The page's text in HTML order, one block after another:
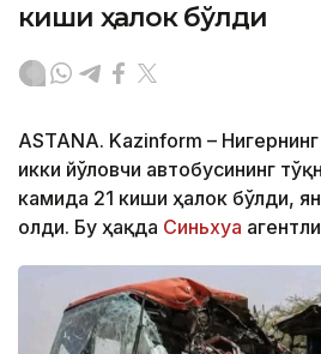
киши ҳалок бўлди
ASTANA. Kazinform –
икки йўловчи автобусининг
камида 21 киши ҳалок бўлди,
олди. Бу ҳақда Синьхуа